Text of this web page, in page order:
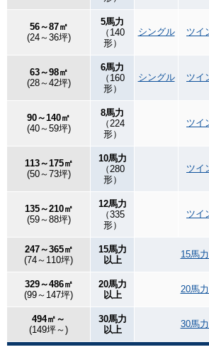
56～87㎡
(24～36坪)
5馬力
（140
形）
シングル ツイ
63～98㎡
(28～42坪)
6馬力
（160
形）
シングル ツイ
90～140㎡
(40～59坪)
8馬力
（224
形）
ツイ
113～175㎡
(50～73坪)
10馬力
（280
形）
ツイ
135～210㎡
(59～88坪)
12馬力
（335
形）
ツイ
247～365㎡
(74～110坪)
15馬力
以上
15馬
329～486㎡
(99～147坪)
20馬力
以上
20馬
494㎡～
(149坪～)
30馬力
以上
30馬